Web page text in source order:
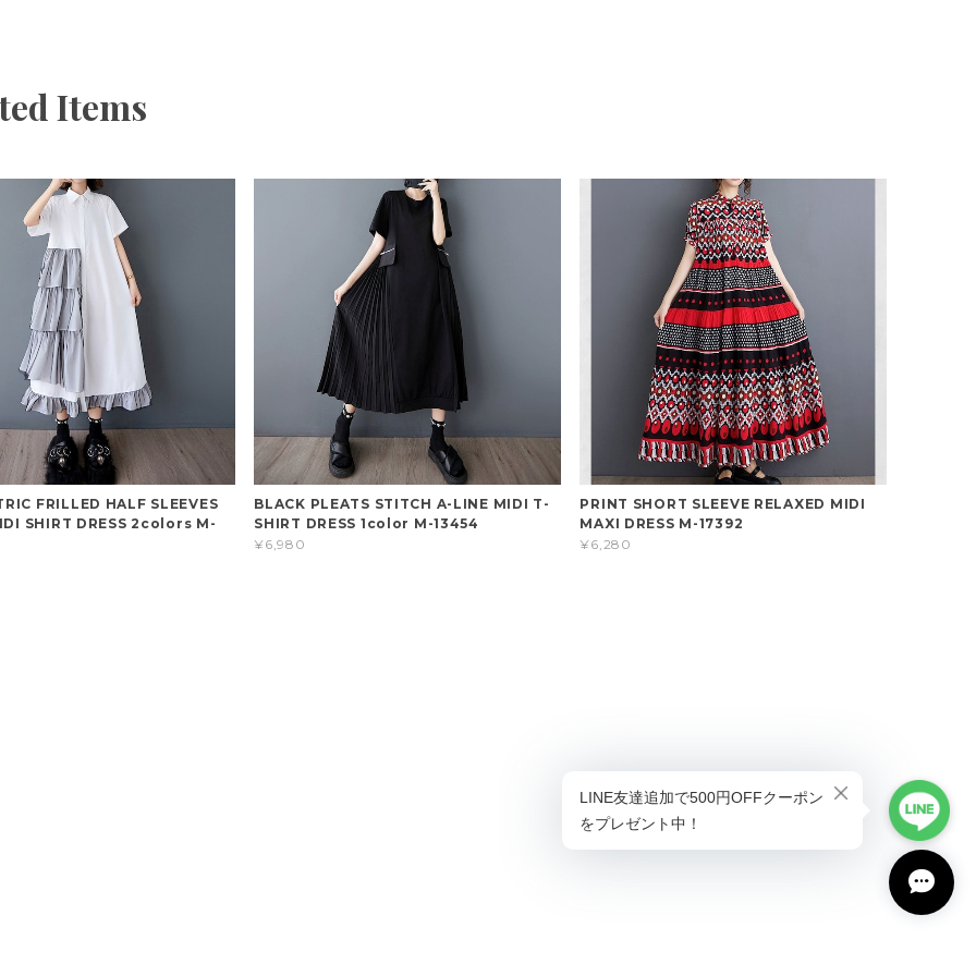
Items
FRILLED HALF SLEEVES
SHIRT DRESS 2colors M-
BLACK PLEATS STITCH A-LINE MIDI T-
SHIRT DRESS 1color M-13454
¥6,980
PRINT SHORT SLEEVE RELAXED MIDI
MAXI DRESS M-17392
¥6,280